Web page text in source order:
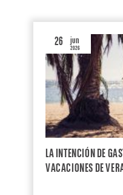
26 jun
2026
LA INTENCIÓN DE
VACACIONES DE